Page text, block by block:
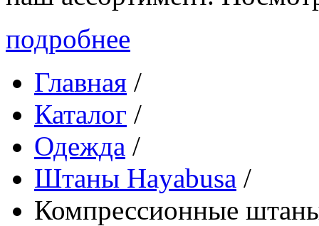
подробнее
Главная /
Каталог /
Одежда /
Штаны Hayabusa /
Компрессионные